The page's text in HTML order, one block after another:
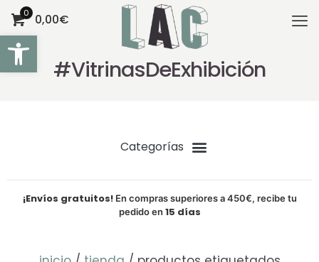
Abrir barra de herramientas
0 0,00€
#VitrinasDeExhibición
¡Envíos gratuitos!En compras superiores a 450€, recibe tu
pedido en 15 días